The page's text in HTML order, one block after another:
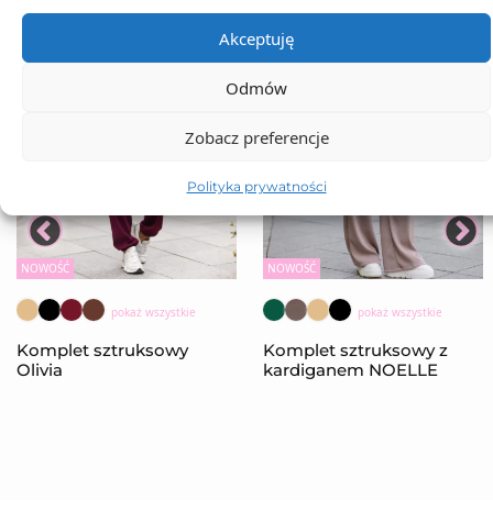
Akceptuję
Odmów
Zobacz preferencje
Polityka prywatności
NOWOŚĆ
pokaż wszystkie
Komplet sztruksowy
Olivia
NOWOŚĆ
pokaż wszystkie
Komplet sztruksowy z
kardiganem NOELLE